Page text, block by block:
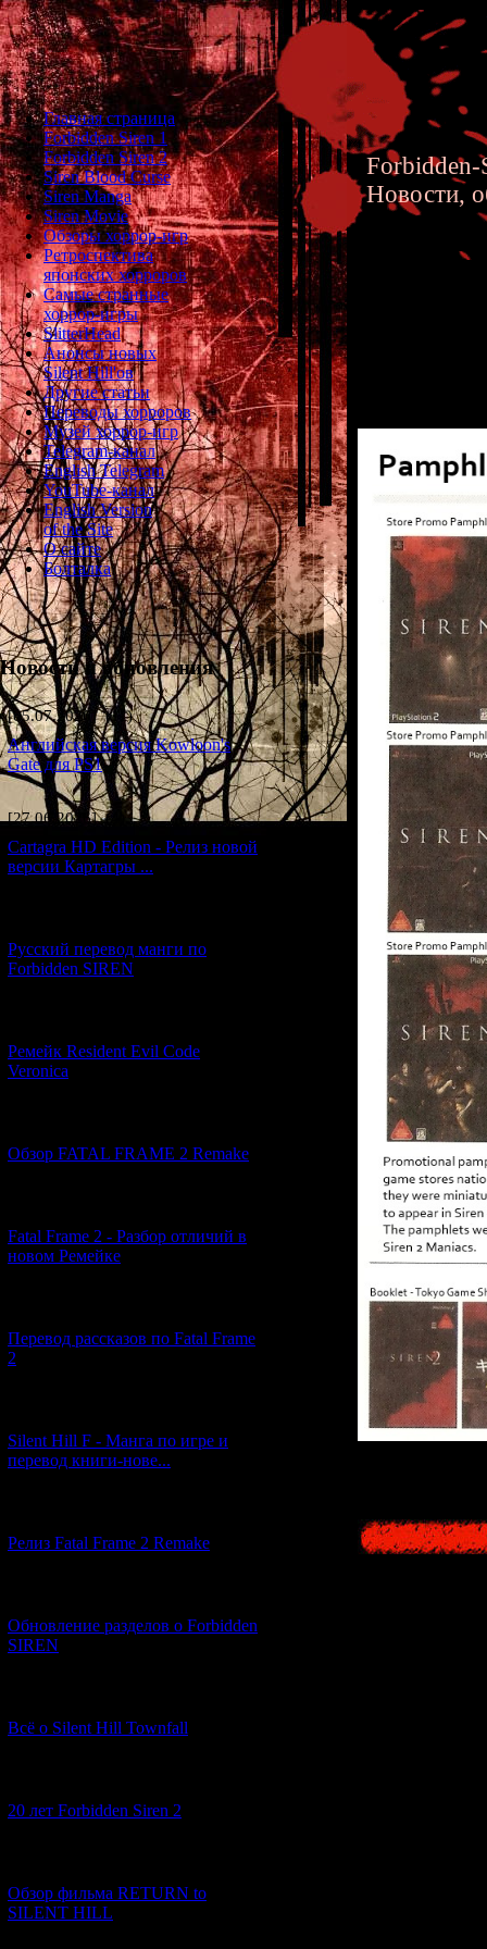
Главная страница
Forbidden Siren 1
Forbidden Siren 2
Siren Blood Curse
Siren Manga
Siren Movie
Обзоры хоррор-игр
Ретроспектива
японских хорроров
Самые странные
хоррор-игры
SlitterHead
Анонсы новых
Silent Hill'ов
Другие статьи
Переводы хорроров
Музей хоррор-игр
Telegram-канал
English Telegram
YouTube-канал
English Version
of the Site
О сайте
Болталка
Новости и обновления
[05.07.2026] (11)
Английская версия Kowloon's
Gate для PS1
[27.06.2026] (4)
Cartagra HD Edition - Релиз новой
версии Картагры ...
Русский перевод манги по
Forbidden SIREN
Ремейк Resident Evil Code
Veronica
Обзор FATAL FRAME 2 Remake
Fatal Frame 2 - Разбор отличий в
новом Ремейке
Перевод рассказов по Fatal Frame
2
Silent Hill F - Манга по игре и
перевод книги-нове...
Релиз Fatal Frame 2 Remake
Обновление разделов о Forbidden
SIREN
Всё о Silent Hill Townfall
20 лет Forbidden Siren 2
Обзор фильма RETURN to
SILENT HILL
Forbidden-
Новости,